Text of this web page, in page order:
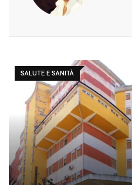
SALUTE E SANITÀ